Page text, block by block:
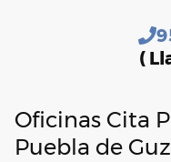
(
Oficinas Cita
Puebla de